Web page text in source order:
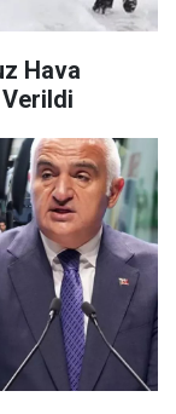
Hava
Ara Verildi